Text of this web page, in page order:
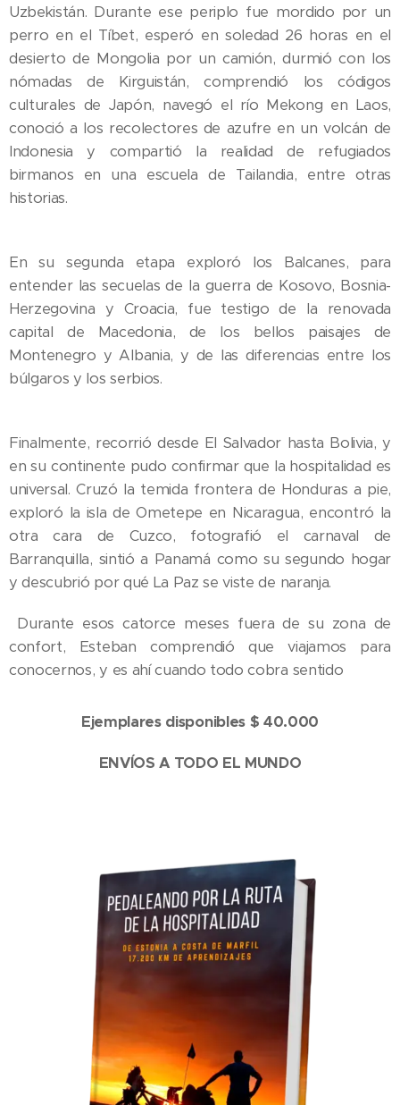
Uzbekistán. Durante ese periplo fue mordido por un
perro en el Tíbet, esperó en soledad 26 horas en el
desierto de Mongolia por un camión, durmió con los
nómadas de Kirguistán, comprendió los códigos
culturales de Japón, navegó el río Mekong en Laos,
conoció a los recolectores de azufre en un volcán de
Indonesia y compartió la realidad de refugiados
birmanos en una escuela de Tailandia, entre otras
historias.
En su segunda etapa exploró los Balcanes, para
entender las secuelas de la guerra de Kosovo, Bosnia-
Herzegovina y Croacia, fue testigo de la renovada
capital de Macedonia, de los bellos paisajes de
Montenegro y Albania, y de las diferencias entre los
búlgaros y los serbios.
Finalmente, recorrió desde El Salvador hasta Bolivia, y
en su continente pudo confirmar que la hospitalidad es
universal. Cruzó la temida frontera de Honduras a pie,
exploró la isla de Ometepe en Nicaragua, encontró la
otra cara de Cuzco, fotografió el carnaval de
Barranquilla, sintió a Panamá como su segundo hogar
y descubrió por qué La Paz se viste de naranja.
Durante esos catorce meses fuera de su zona de
confort, Esteban comprendió que viajamos para
conocernos, y es ahí cuando todo cobra sentido
Ejemplares disponibles $ 40.000
ENVÍOS A TODO EL MUNDO